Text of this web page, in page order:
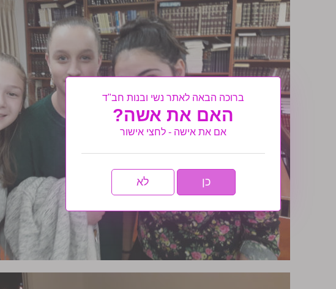
ברוכה הבאה לאתר נשי ובנות חב"ד
האם את אשה?
אם את אישה - לחצי אישור
כן לא